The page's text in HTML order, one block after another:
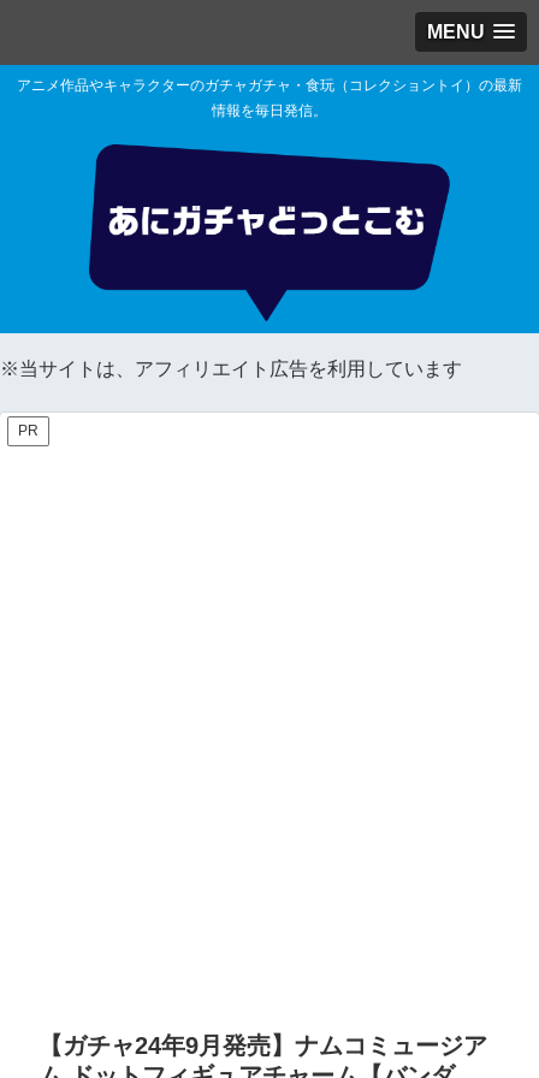
MENU
アニメ作品やキャラクターのガチャガチャ・食玩（コレクショントイ）の最新
情報を毎日発信。
※当サイトは、アフィリエイト広告を利用しています
PR
【ガチャ24年9月発売】ナムコミュージア